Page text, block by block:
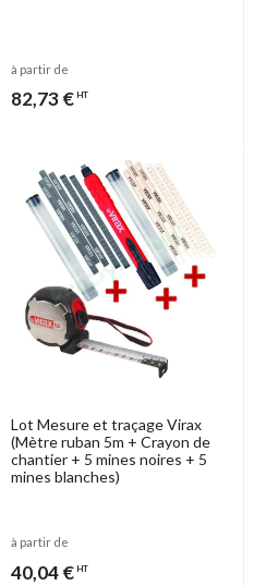
à partir de
82,73 € HT
Lot Mesure et traçage Virax
(Mètre ruban 5m + Crayon de
chantier + 5 mines noires + 5
mines blanches)
à partir de
40,04 € HT